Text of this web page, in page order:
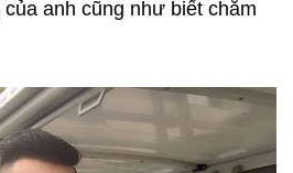
anh cũng như biết chăm